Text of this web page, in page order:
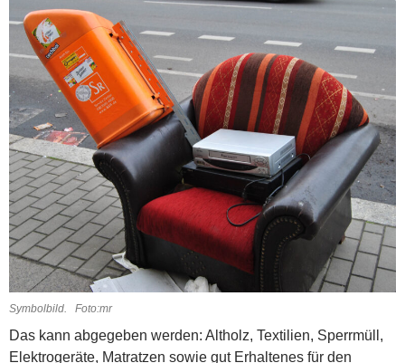
Symbolbild. Foto:mr
Das kann abgegeben werden: Altholz, Textilien, Sperrmüll,
Elektrogeräte, Matratzen sowie gut Erhaltenes für den